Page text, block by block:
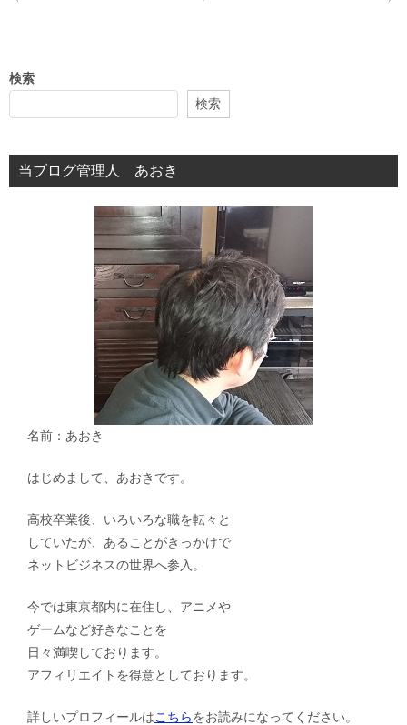
ビ
シ
ョ
検索
検索
当ブログ管理人 あおき
名前：あおき
はじめまして、あおきです。
高校卒業後、いろいろな職を転々と
していたが、あることがきっかけで
ネットビジネスの世界へ参入。
今では東京都内に在住し、アニメや
ゲームなど好きなことを
日々満喫しております。
アフィリエイトを得意としております。
詳しいプロフィールはこちらをお読みになってください。